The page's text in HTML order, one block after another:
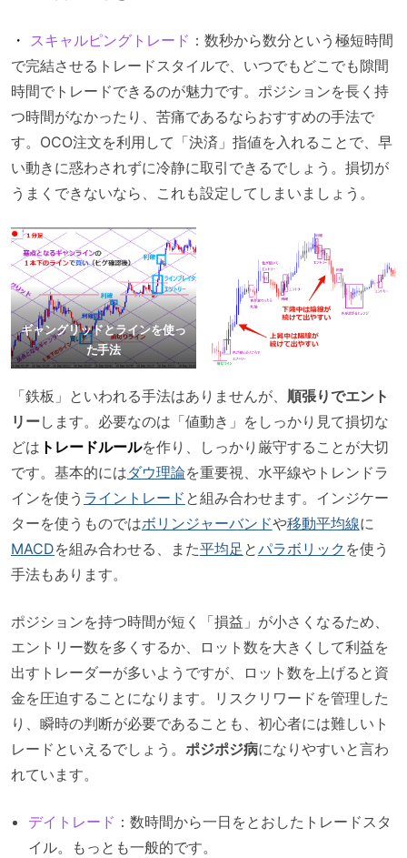
・ スキャルピングトレード ：数秒から数分という極短時間
で完結させるトレードスタイルで、いつでもどこでも隙間
時間でトレードできるのが魅力です。ポジションを長く持
つ時間がなかったり、苦痛であるならおすすめの手法で
す。OCO注文を利用して「決済」指値を入れることで、早
い動きに惑わされずに冷静に取引できるでしょう。損切が
うまくできないなら、これも設定してしまいましょう。
ギャングリッドとラインを使っ
た手法
「鉄板」といわれる手法はありませんが、 順張りでエント
リーします。必要なのは「値動き」をしっかり見て損切な
どは トレードルールを作り、しっかり厳守することが大切
です。基本的にはダウ理論を重要視、水平線やトレンドラ
インを使う ライントレード と組み合わせます。インジケー
ターを使うものではボリンジャーバンドや移動平均線に
MACDを組み合わせる、また平均足 とパラボリック を使う
手法もあります。
ポジションを持つ時間が短く「損益」が小さくなるため、
エントリー数を多くするか、ロット数を大きくして利益を
出すトレーダーが多いようですが、ロット数を上げると資
金を圧迫することになります。リスクリワードを管理した
り、瞬時の判断が必要であることも、初心者には難しいト
レードといえるでしょう。 ポジポジ病になりやすいと言わ
れています。
デイトレード ：数時間から一日をとおしたトレードスタ
イル。もっとも一般的です。